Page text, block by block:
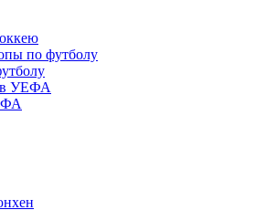
по футболу
УЕФА